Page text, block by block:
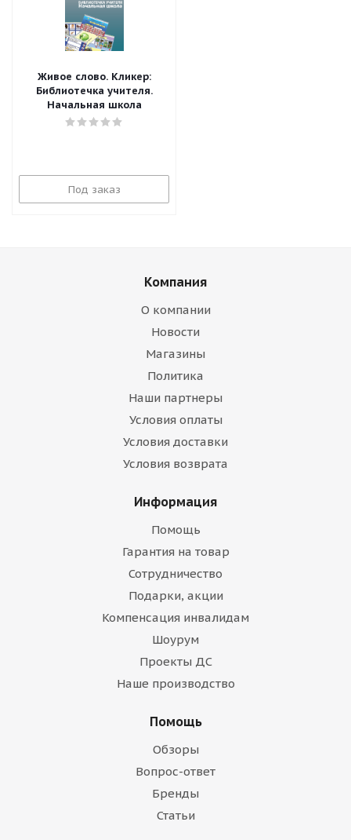
Живое слово. Кликер:
Библиотечка учителя.
Начальная школа
Под заказ
Компания
О компании
Новости
Магазины
Политика
Наши партнеры
Условия оплаты
Условия доставки
Условия возврата
Информация
Помощь
Гарантия на товар
Сотрудничество
Подарки, акции
Компенсация инвалидам
Шоурум
Проекты ДС
Наше производство
Помощь
Обзоры
Вопрос-ответ
Бренды
Статьи